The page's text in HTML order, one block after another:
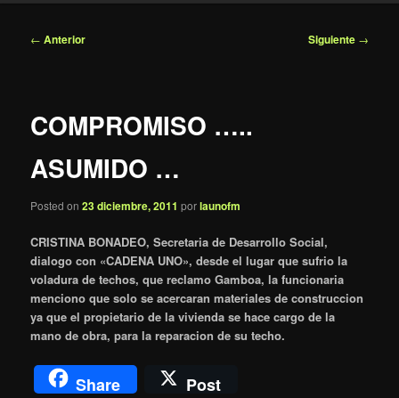
Navegación
← Anterior Siguiente →
COMPROMISO …..
ASUMIDO …
Posted on23 diciembre, 2011 porlaunofm
CRISTINA BONADEO, Secretaria de Desarrollo Social,
dialogo con «CADENA UNO», desde el lugar que sufrio la
voladura de techos, que reclamo Gamboa, la funcionaria
menciono que solo se acercaran materiales de construccion
ya que el propietario de la vivienda se hace cargo de la
mano de obra, para la reparacion de su techo.
Share Post